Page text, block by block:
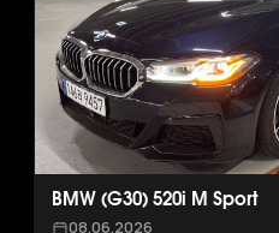
BMW (G30) 520i M Sport
08.06.2026